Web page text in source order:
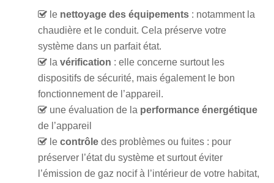
le nettoyage des équipements : notamment la
chaudière et le conduit. Cela préserve votre
système dans un parfait état.
lavérification : elle concerne surtout les
dispositifs de sécurité, mais également le bon
fonctionnement de l’appareil.
une évaluation de la performance énergétique
de l’appareil
lecontrôle des problèmes ou fuites : pour
préserver l’état du système et surtout éviter
l’émission de gaz nocif à l’intérieur de votre habitat,